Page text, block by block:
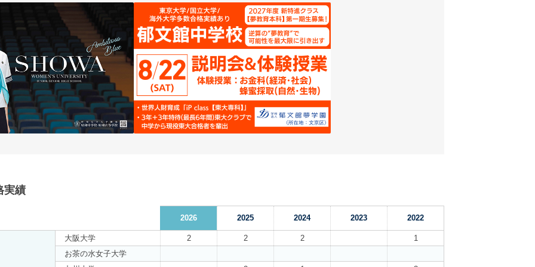
実績
2026 2025 2024 2023 2022
大阪大学 2 2 2
1
お茶の水女子大学